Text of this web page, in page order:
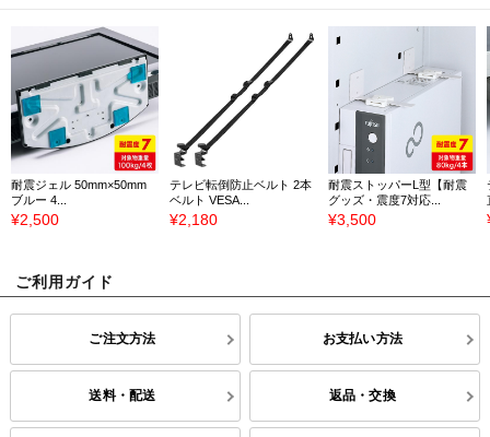
耐震ジェル 50mm×50mm
ブルー 4...
¥2,500
テレビ転倒防止ベルト 2本
ベルト VESA...
¥2,180
耐震ストッパーL型【耐震
グッズ・震度7対応...
¥3,500
ご利用ガイド
ご注文方法 お支払い方法
送料・配送 返品・交換